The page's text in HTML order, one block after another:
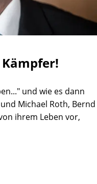
und wie es dann
Michael Roth, Bernd
ihrem Leben vor,